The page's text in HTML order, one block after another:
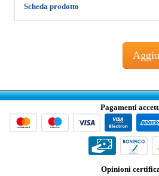
Scheda prodotto
Pagamenti
Opinioni